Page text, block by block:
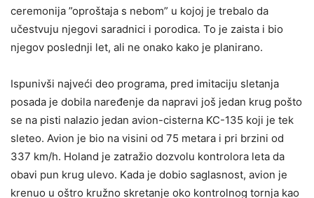
ceremonija ”oproštaja s nebom” u kojoj je trebalo da
učestvuju njegovi saradnici i porodica. To je zaista i bio
njegov poslednji let, ali ne onako kako je planirano.
Ispunivši najveći deo programa, pred imitaciju sletanja
posada je dobila naređenje da napravi još jedan krug pošto
se na pisti nalazio jedan avion-cisterna KC-135 koji je tek
sleteo. Avion je bio na visini od 75 metara i pri brzini od
337 km/h. Holand je zatražio dozvolu kontrolora leta da
obavi pun krug ulevo. Kada je dobio saglasnost, avion je
krenuo u oštro kružno skretanje oko kontrolnog tornja kao